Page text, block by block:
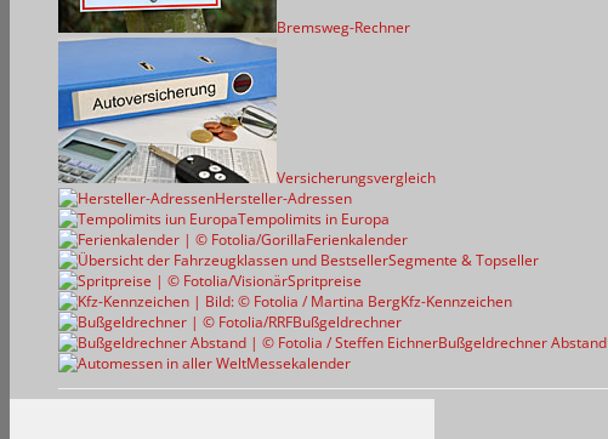
Bremsweg-Rechner
Versicherungsvergleich
Hersteller-Adressen
Tempolimits in Europa
Ferienkalender
Segmente & Topseller
Spritpreise
Kfz-Kennzeichen
Bußgeldrechner
Bußgeldrechner Abstand
Messekalender